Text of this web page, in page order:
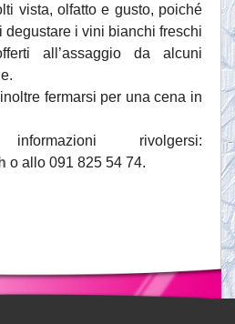
vista, olfatto e gusto, poiché
i vini bianchi freschi
all’assaggio da alcuni
fermarsi per una cena in
rivolgersi:
o allo 091 825 54 74.